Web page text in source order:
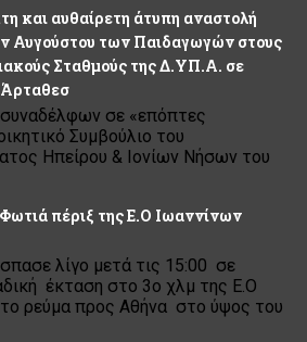
και αυθαίρετη άτυπη αναστολή
Αυγούστου των Παιδαγωγών στους
Σταθμούς της Δ.ΥΠ.Α. σε
σε «επόπτες
Συμβούλιο του
Ηπείρου & Ιονίων Νήσων του
πέριξ της Ε.Ο Ιωαννίνων
λίγο μετά τις 15:00 σε
έκταση στο 3ο χλμ της Ε.Ο
ρεύμα προς Αθήνα στο ύψος του